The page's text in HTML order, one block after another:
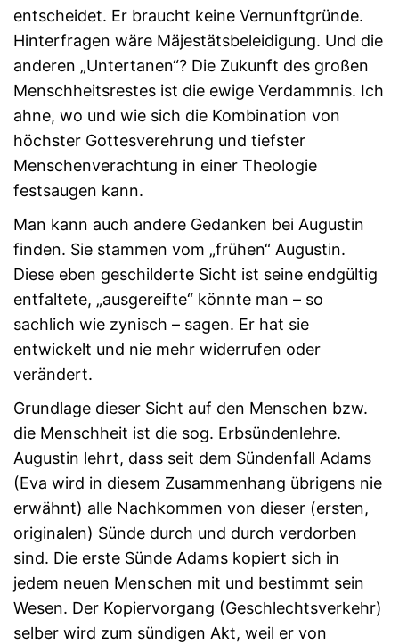
entscheidet. Er braucht keine Vernunftgründe.
Hinterfragen wäre Mäjestätsbeleidigung. Und die
anderen „Untertanen“? Die Zukunft des großen
Menschheitsrestes ist die ewige Verdammnis. Ich
ahne, wo und wie sich die Kombination von
höchster Gottesverehrung und tiefster
Menschenverachtung in einer Theologie
festsaugen kann.
Man kann auch andere Gedanken bei Augustin
finden. Sie stammen vom „frühen“ Augustin.
Diese eben geschilderte Sicht ist seine endgültig
entfaltete, „ausgereifte“ könnte man – so
sachlich wie zynisch – sagen. Er hat sie
entwickelt und nie mehr widerrufen oder
verändert.
Grundlage dieser Sicht auf den Menschen bzw.
die Menschheit ist die sog. Erbsündenlehre.
Augustin lehrt, dass seit dem Sündenfall Adams
(Eva wird in diesem Zusammenhang übrigens nie
erwähnt) alle Nachkommen von dieser (ersten,
originalen) Sünde durch und durch verdorben
sind. Die erste Sünde Adams kopiert sich in
jedem neuen Menschen mit und bestimmt sein
Wesen. Der Kopiervorgang (Geschlechtsverkehr)
selber wird zum sündigen Akt, weil er von